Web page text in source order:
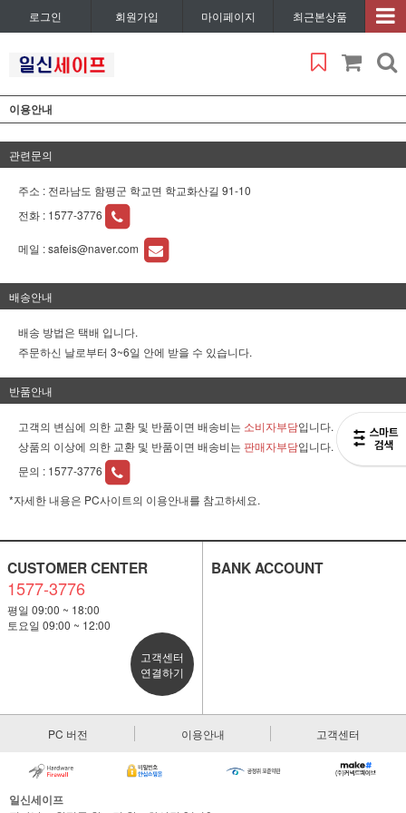
로그인 회원가입 마이페이지 최근본상품
이용안내
관련문의
주소 : 전라남도 함평군 학교면 학교화산길 91-10
전화 : 1577-3776
메일 :safeis@naver.com
배송안내
배송 방법은 택배 입니다.
주문하신 날로부터 3~6일 안에 받을 수 있습니다.
반품안내
고객의 변심에 의한 교환 및 반품이면 배송비는 소비자부담입니다.
상품의 이상에 의한 교환 및 반품이면 배송비는 판매자부담입니다.
문의 : 1577-3776
*자세한 내용은 PC사이트의 이용안내를 참고하세요.
CUSTOMER CENTER
1577-3776
평일 09:00 ~ 18:00
토요일 09:00 ~ 12:00
고객센터
연결하기
BANK ACCOUNT
PC 버전 이용안내 고객센터
일신세이프